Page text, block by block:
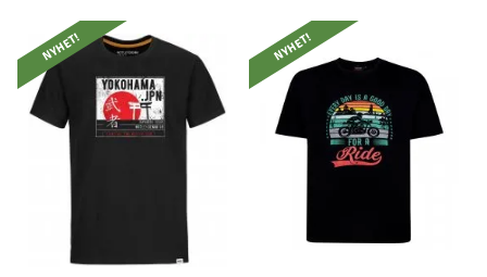
NYHET! NYHET!